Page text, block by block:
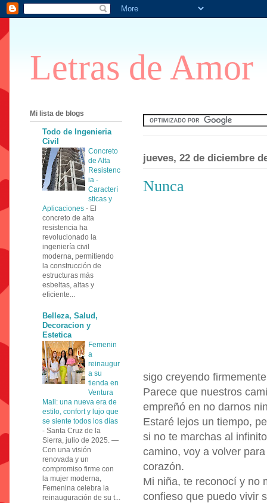
Letras de Amor
jueves, 22 de diciembre
Nunca
sigo creyendo
Parece que nuestros
empreñó en no darnos
Estaré lejos un tiempo,
si no te marchas al
camino, voy a volver
corazón.
Mi niña, te reconocí y no
confieso que puedo vivir
Mi lista de blogs
Todo de Ingenieria
Civil
Concreto
de Alta
Resistenc
ia -
Caracterí
sticas y
Aplicaciones - El
concreto de alta
resistencia ha
revolucionado la
ingeniería civil
moderna, permitiendo
la construcción de
estructuras más
esbeltas, altas y
eficiente...
Belleza, Salud,
Decoracion y
Estetica
Femenin
a
reinaugur
a su
tienda en
Ventura
Mall: una nueva era de
estilo, confort y lujo que
se siente todos los días
- Santa Cruz de la
Sierra, julio de 2025. —
Con una visión
renovada y un
compromiso firme con
la mujer moderna,
Femenina celebra la
reinauguración de su t...